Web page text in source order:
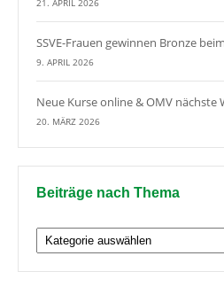
SSVE-Frauen gewinnen Bronze
9. APRIL 2026
Neue Kurse online & OMV nächste
20. MÄRZ 2026
Beiträge nach Thema
Beiträge
nach
Thema